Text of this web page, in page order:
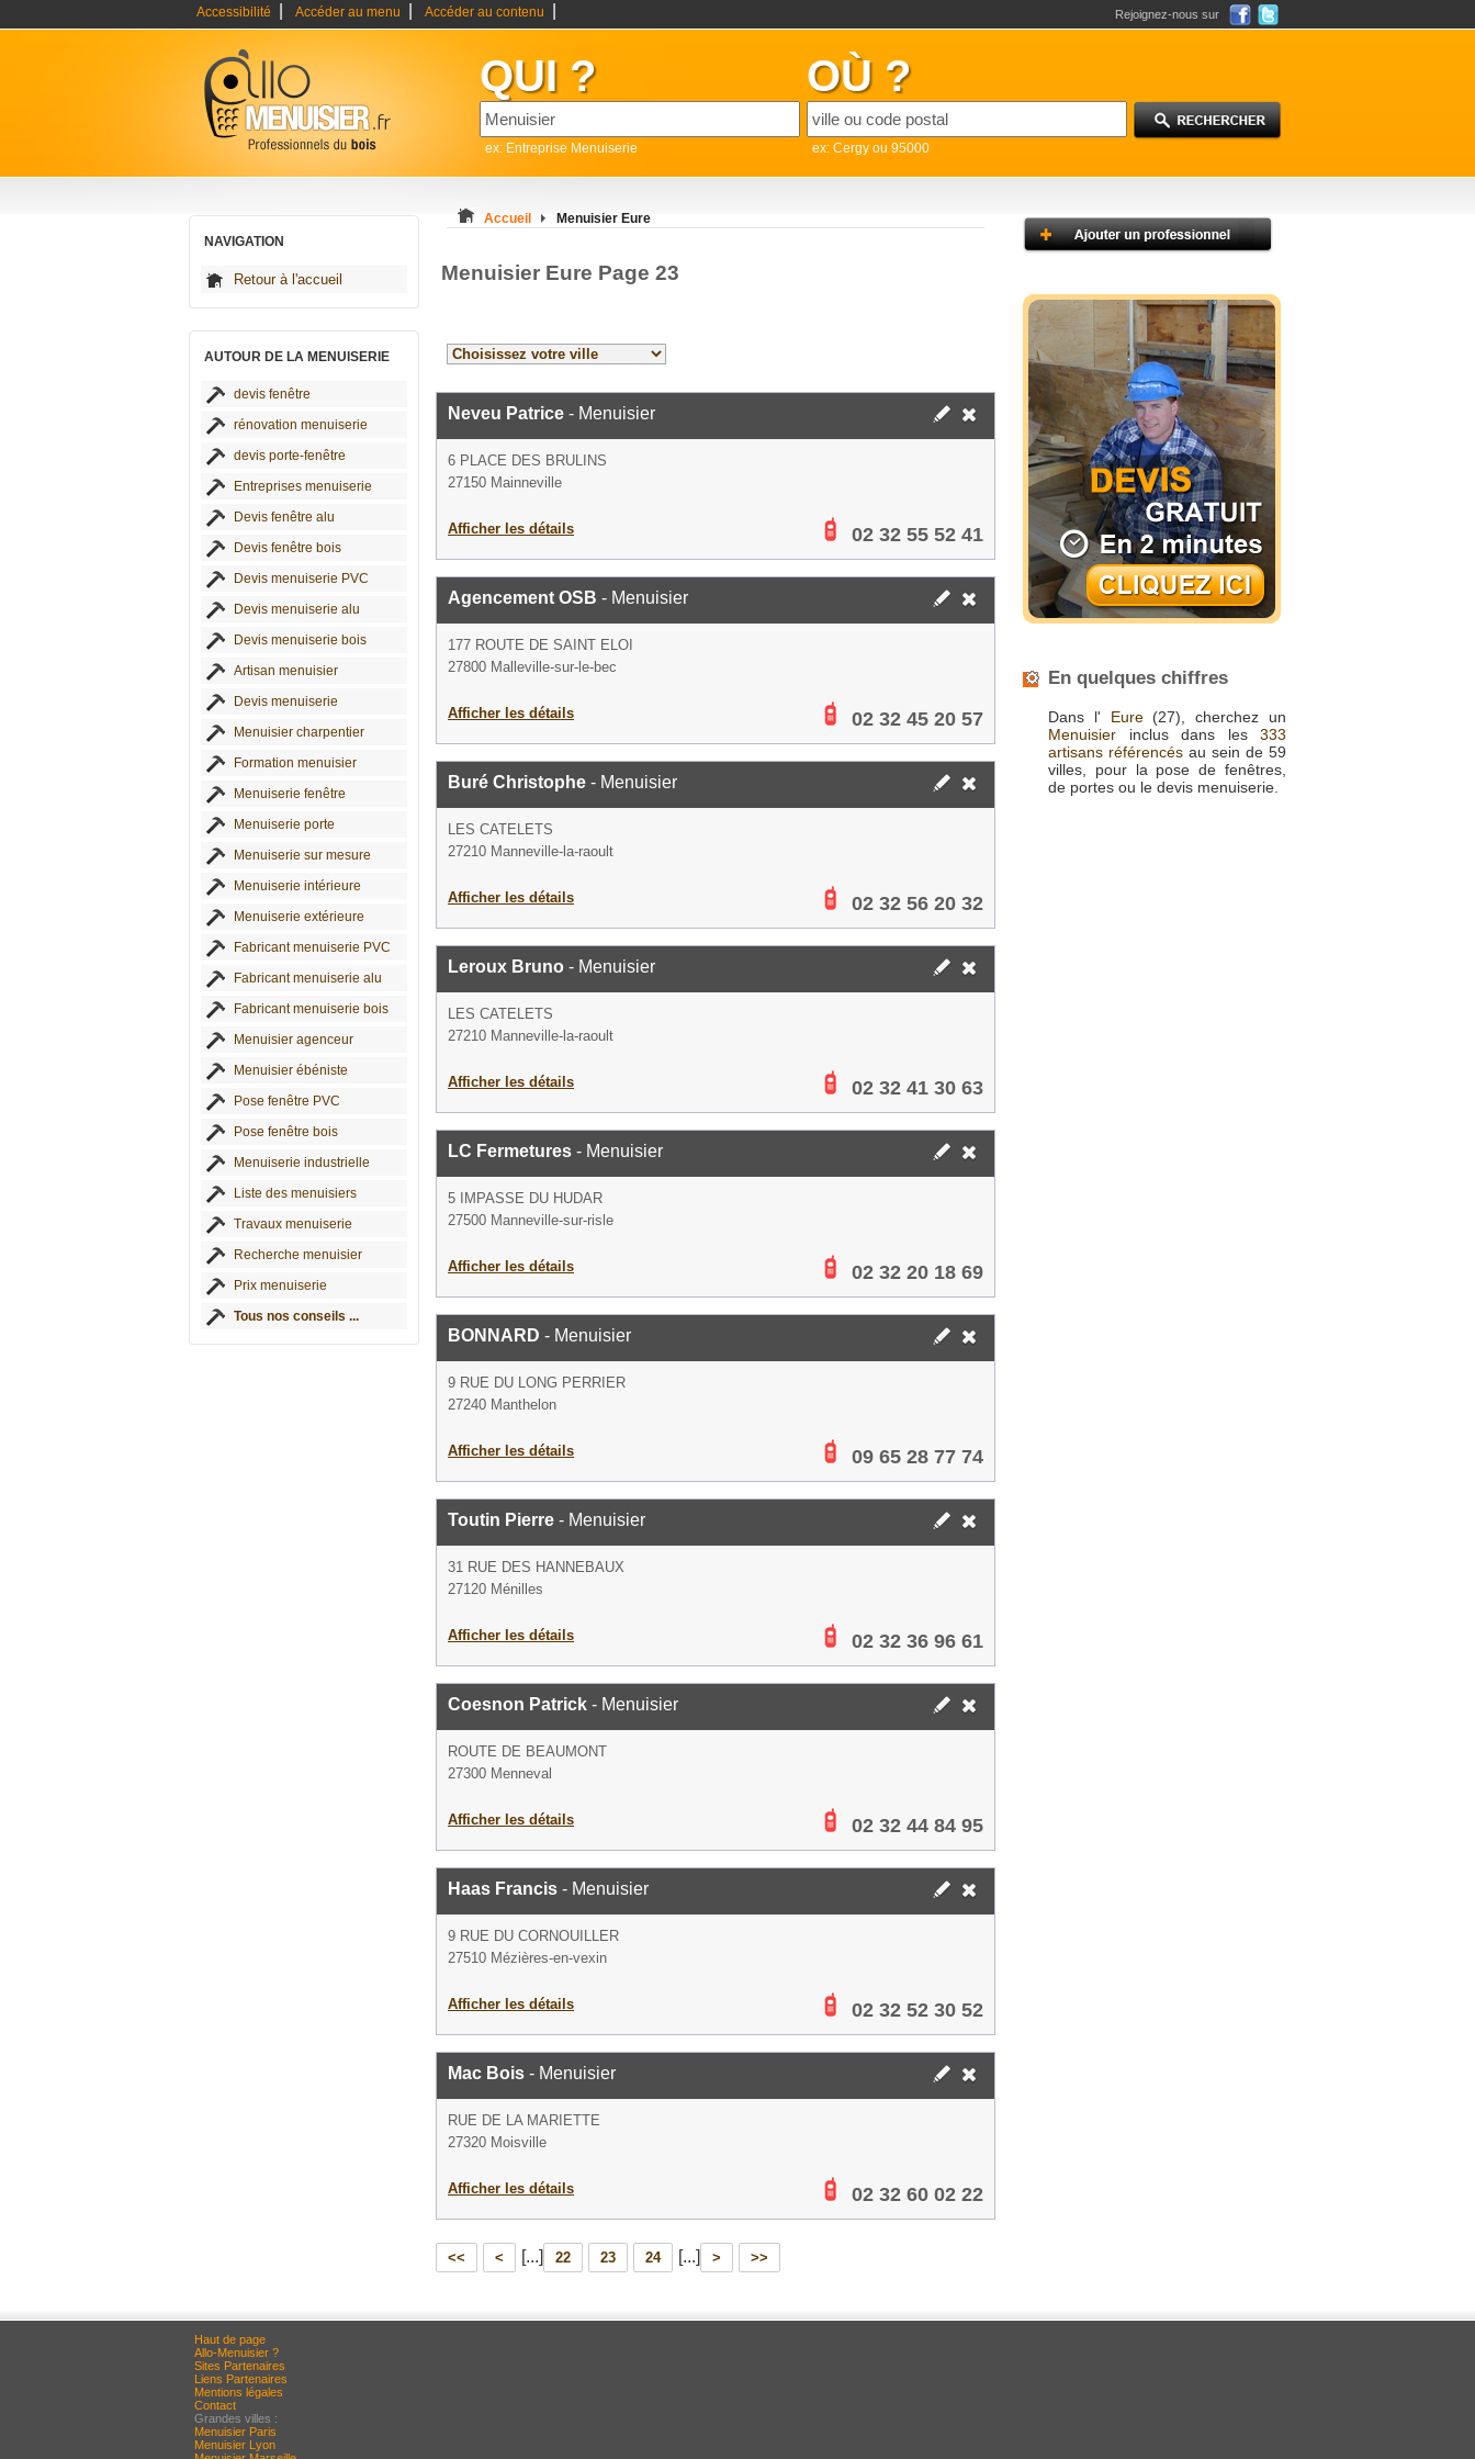
Accessibilité Accéder au menu Accéder au contenu Rejoignez-nous sur
QUI ?
ex: Entreprise Menuiserie
OÙ ?
ex: Cergy ou 95000
NAVIGATION
Retour à l'accueil
AUTOUR DE LA MENUISERIE
devis fenêtre
rénovation menuiserie
devis porte-fenêtre
Entreprises menuiserie
Devis fenêtre alu
Devis fenêtre bois
Devis menuiserie PVC
Devis menuiserie alu
Devis menuiserie bois
Artisan menuisier
Devis menuiserie
Menuisier charpentier
Formation menuisier
Menuiserie fenêtre
Menuiserie porte
Menuiserie sur mesure
Menuiserie intérieure
Menuiserie extérieure
Fabricant menuiserie PVC
Fabricant menuiserie alu
Fabricant menuiserie bois
Menuisier agenceur
Menuisier ébéniste
Pose fenêtre PVC
Pose fenêtre bois
Menuiserie industrielle
Liste des menuisiers
Travaux menuiserie
Recherche menuisier
Prix menuiserie
Tous nos conseils ...
Accueil Menuisier Eure
Menuisier Eure Page 23
Neveu Patrice - Menuisier
6 PLACE DES BRULINS
27150 Mainneville
Afficher les détails 02 32 55 52 41
Agencement OSB - Menuisier
177 ROUTE DE SAINT ELOI
27800 Malleville-sur-le-bec
Afficher les détails 02 32 45 20 57
Buré Christophe - Menuisier
LES CATELETS
27210 Manneville-la-raoult
Afficher les détails 02 32 56 20 32
Leroux Bruno - Menuisier
LES CATELETS
27210 Manneville-la-raoult
Afficher les détails 02 32 41 30 63
LC Fermetures - Menuisier
5 IMPASSE DU HUDAR
27500 Manneville-sur-risle
Afficher les détails 02 32 20 18 69
BONNARD - Menuisier
9 RUE DU LONG PERRIER
27240 Manthelon
Afficher les détails 09 65 28 77 74
Toutin Pierre - Menuisier
31 RUE DES HANNEBAUX
27120 Ménilles
Afficher les détails 02 32 36 96 61
Coesnon Patrick - Menuisier
ROUTE DE BEAUMONT
27300 Menneval
Afficher les détails 02 32 44 84 95
Haas Francis - Menuisier
9 RUE DU CORNOUILLER
27510 Mézières-en-vexin
Afficher les détails 02 32 52 30 52
Mac Bois - Menuisier
RUE DE LA MARIETTE
27320 Moisville
Afficher les détails 02 32 60 02 22
<< < [...] 22 23 24 [...] > >>
En quelques chiffres
Dans l' Eure(27), cherchez un
Menuisier inclus dans les 333
artisans référencés au sein de 59
villes, pour la pose de fenêtres,
de portes ou le devis menuiserie.
Haut de page
Allo-Menuisier ?
Sites Partenaires
Liens Partenaires
Mentions légales
Contact
Grandes villes :
Menuisier Paris
Menuisier Lyon